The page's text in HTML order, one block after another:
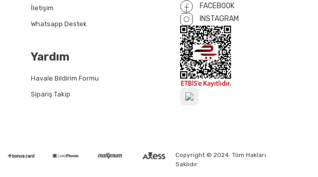
İletişim
Whatsapp Destek
Yardım
Havale Bildirim Formu
Sipariş Takip
FACEBOOK
INSTAGRAM
Copyright © 2024. Tüm Hakları
Saklıdır.